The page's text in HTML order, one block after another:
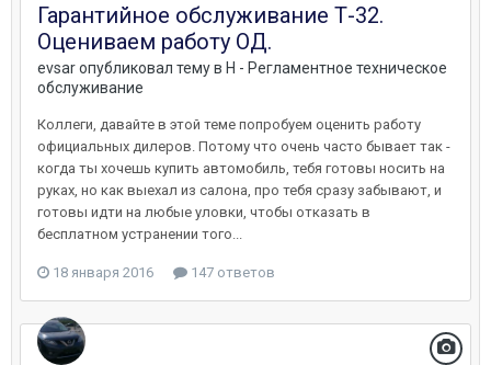
Гарантийное обслуживание Т-32.
Оцениваем работу ОД.
evsarопубликовал тему в H - Регламентное техническое
обслуживание
Коллеги, давайте в этой теме попробуем оценить работу
официальных дилеров. Потому что очень часто бывает так -
когда ты хочешь купить автомобиль, тебя готовы носить на
руках, но как выехал из салона, про тебя сразу забывают, и
готовы идти на любые уловки, чтобы отказать в
бесплатном устранении того...
18 января 2016 147 ответов